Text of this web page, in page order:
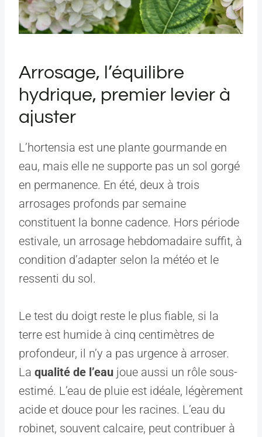
Arrosage, l’équilibre
hydrique, premier levier à
ajuster
L’hortensia est une plante gourmande en
eau, mais elle ne supporte pas un sol gorgé
en permanence. En été, deux à trois
arrosages profonds par semaine
constituent la bonne cadence. Hors période
estivale, un arrosage hebdomadaire suffit, à
condition d’adapter selon la météo et le
ressenti du sol.
Le test du doigt reste le plus fiable, si la
terre est humide à cinq centimètres de
profondeur, il n’y a pas urgence à arroser.
La qualité de l’eau joue aussi un rôle sous-
estimé. L’eau de pluie est idéale, légèrement
acide et douce pour les racines. L’eau du
robinet, souvent calcaire, peut contribuer à